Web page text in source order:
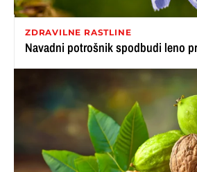
ZDRAVILNE RASTLINE
Navadni potrošnik spodbudi leno